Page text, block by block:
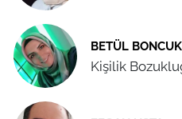
BETÜL BONCUK
Kişilik